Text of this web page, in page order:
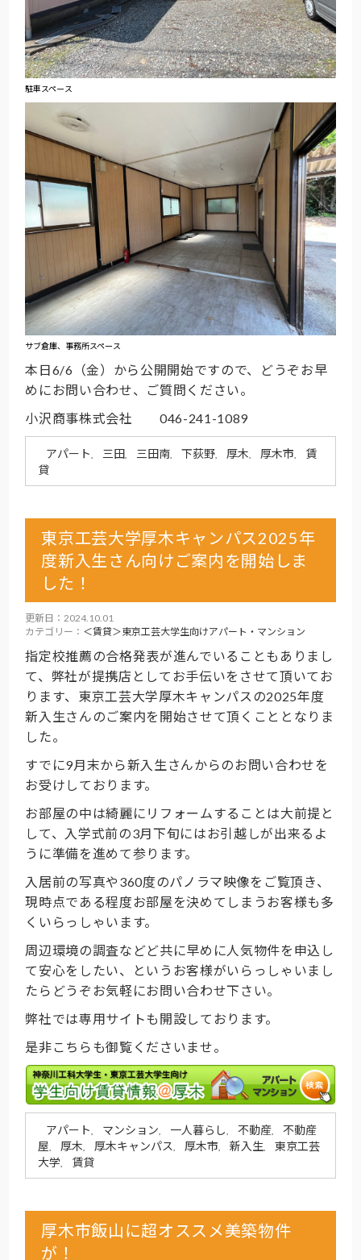
駐車スペース
サブ倉庫、事務所スペース
本日6/6（金）から公開開始ですので、どうぞお早
めにお問い合わせ、ご質問ください。
小沢商事株式会社 046-241-1089
アパート 三田 三田南 下荻野 厚木 厚木市
賃
貸
東京工芸大学厚木キャンパス2025年
度新入生さん向けご案内を開始しま
した！
更新日：2024.10.01
カテゴリー： ＜賃貸＞東京工芸大学生向けアパート・マンション
指定校推薦の合格発表が進んでいることもありまし
て、弊社が提携店としてお手伝いをさせて頂いてお
ります、東京工芸大学厚木キャンパスの2025年度
新入生さんのご案内を開始させて頂くこととなりま
した。
すでに9月末から新入生さんからのお問い合わせを
お受けしております。
お部屋の中は綺麗にリフォームすることは大前提と
して、入学式前の3月下旬にはお引越しが出来るよ
うに準備を進めて参ります。
入居前の写真や360度のパノラマ映像をご覧頂き、
現時点である程度お部屋を決めてしまうお客様も多
くいらっしゃいます。
周辺環境の調査などど共に早めに人気物件を申込し
て安心をしたい、というお客様がいらっしゃいまし
たらどうぞお気軽にお問い合わせ下さい。
弊社では専用サイトも開設しております。
是非こちらも御覧くださいませ。
アパート マンション 一人暮らし 不動産
不動産
屋
厚木 厚木キャンパス 厚木市 新入生
東京工芸
大学
賃貸
厚木市飯山に超オススメ美築物件
が！